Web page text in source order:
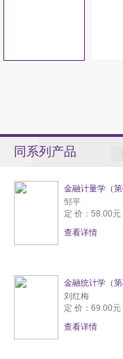
同系列产品
金融计量学（第
邹平
定 价：58.00元
查看详情
金融统计学（
刘红梅
定 价：69.00元
查看详情